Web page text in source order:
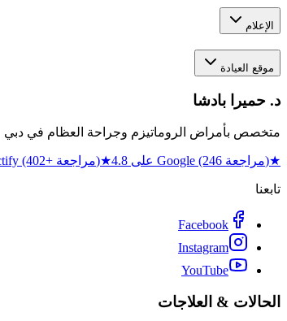
الإعلام
موقع العيادة
د. حميرا بادشا
متخصص بأمراض الروماتيزم وجراحة العظام في دبي
★4.8 على Google (246 مراجعة) ★4.93 على Doctify (402+ مراجعة)
تابعنا
Facebook
Instagram
YouTube
الحالات & العلاجات